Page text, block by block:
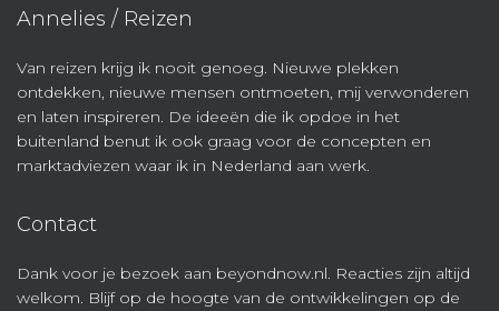
Annelies / Reizen
Van reizen krijg ik nooit genoeg. Nieuwe plekken
ontdekken, nieuwe mensen ontmoeten, mij verwonderen
en laten inspireren. De ideeën die ik opdoe in het
buitenland benut ik ook graag voor de concepten en
marktadviezen waar ik in Nederland aan werk.
Contact
Dank voor je bezoek aan beyondnow.nl. Reacties zijn altijd
welkom. Blijf op de hoogte van de ontwikkelingen op de